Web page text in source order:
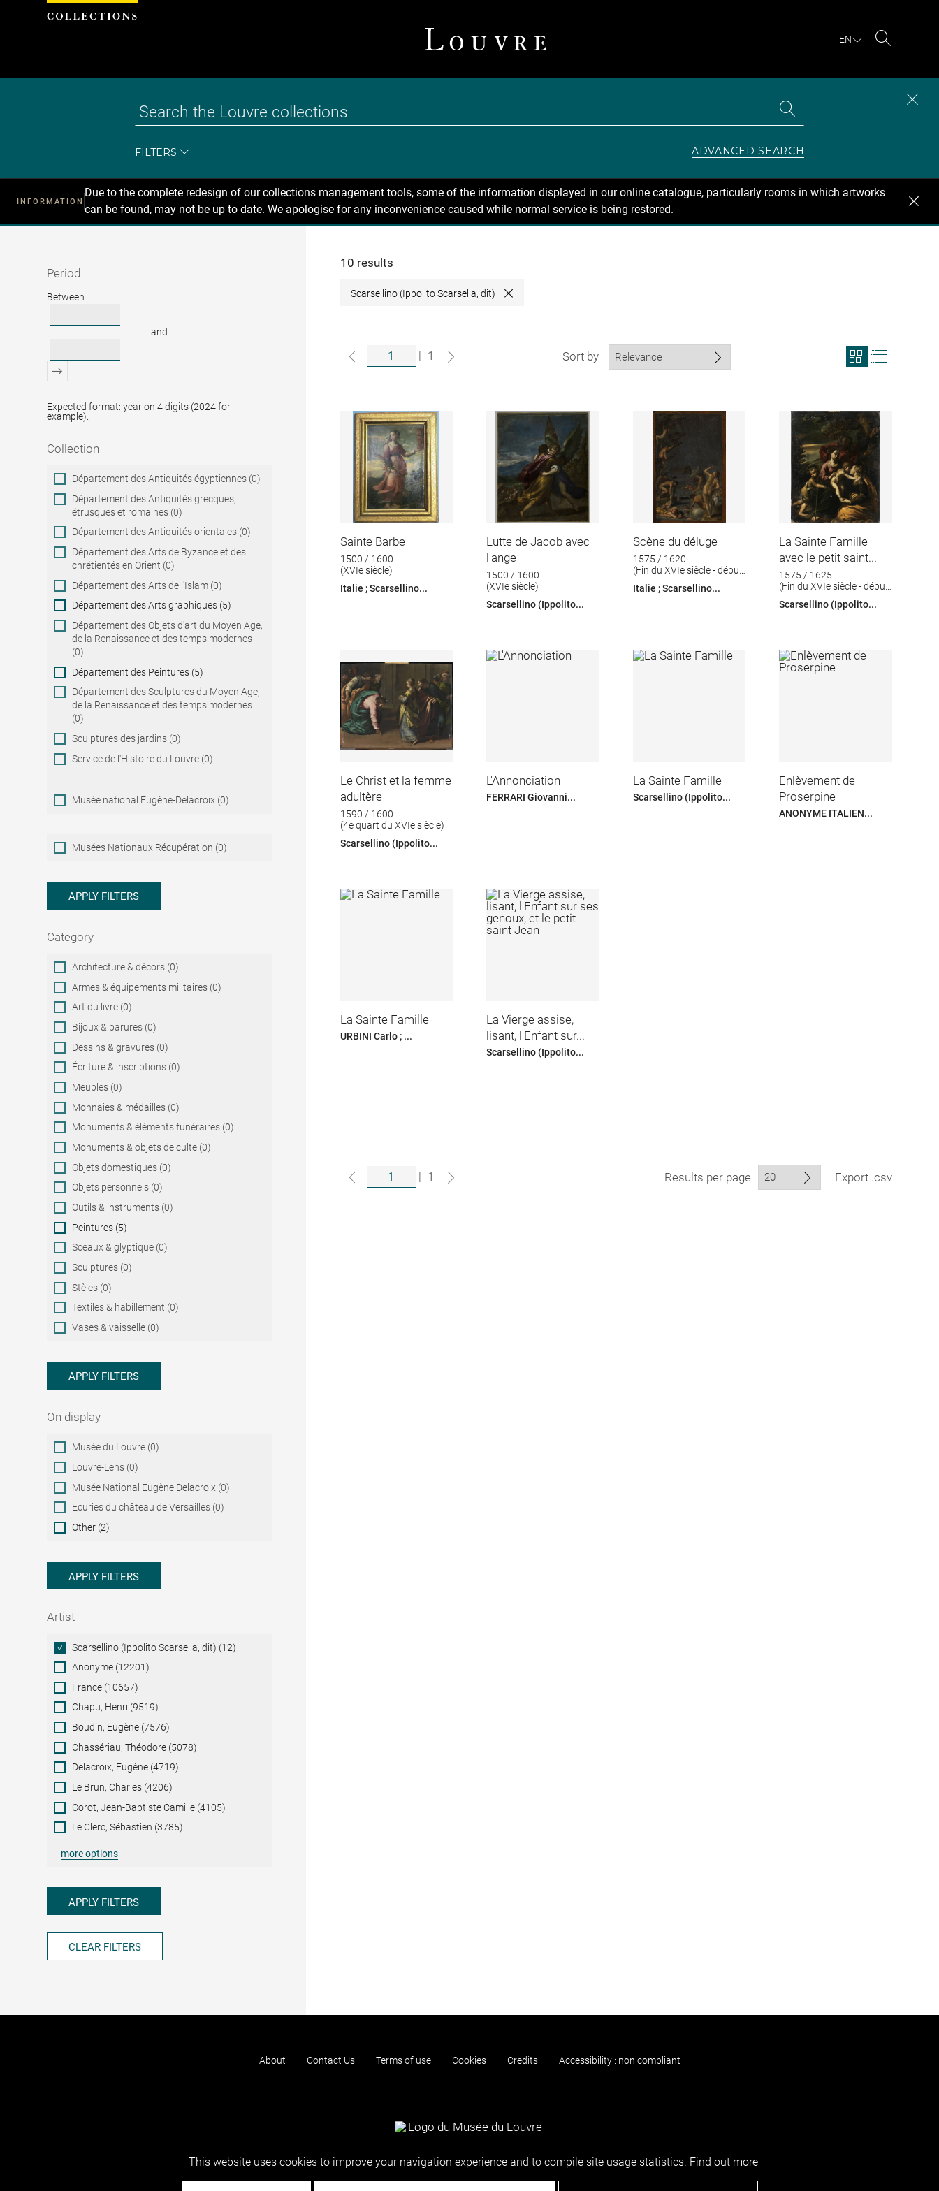
EN
FILTERS ADVANCED SEARCH
INFORMATION
Due to the complete redesign of our collections management tools, some of the information displayed in our online catalogue, particularly rooms in which artworks
can be found, may not be up to date. We apologise for any inconvenience caused while normal service is being restored.
Recherche
Period
Period
Between
and
Expected format: year on 4 digits (2024 for
example).
Collection
Collection
Département des Antiquités égyptiennes (0)
Département des Antiquités grecques,
étrusques et romaines (0)
Département des Antiquités orientales (0)
Département des Arts de Byzance et des
chrétientés en Orient (0)
Département des Arts de l'Islam (0)
Département des Arts graphiques (5)
Département des Objets d'art du Moyen Age,
de la Renaissance et des temps modernes
(0)
Département des Peintures (5)
Département des Sculptures du Moyen Age,
de la Renaissance et des temps modernes
(0)
Sculptures des jardins (0)
Service de l'Histoire du Louvre (0)
Musée national Eugène-Delacroix (0)
Musées
Nationaux
Musées Nationaux Récupération (0)
APPLY FILTERS
Category
Category
Architecture & décors (0)
Armes & équipements militaires (0)
Art du livre (0)
Bijoux & parures (0)
Dessins & gravures (0)
Écriture & inscriptions (0)
Meubles (0)
Monnaies & médailles (0)
Monuments & éléments funéraires (0)
Monuments & objets de culte (0)
Objets domestiques (0)
Objets personnels (0)
Outils & instruments (0)
Peintures (5)
Sceaux & glyptique (0)
Sculptures (0)
Stèles (0)
Textiles & habillement (0)
Vases & vaisselle (0)
APPLY FILTERS
On display
On
display
Musée du Louvre (0)
Louvre-Lens (0)
Musée National Eugène Delacroix (0)
Ecuries du château de Versailles (0)
Other (2)
APPLY FILTERS
Artist
ArtistScarsellino (Ippolito Scarsella, dit) (12)
Anonyme (12201)
France (10657)
Chapu, Henri (9519)
Boudin, Eugène (7576)
Chassériau, Théodore (5078)
Delacroix, Eugène (4719)
Le Brun, Charles (4206)
Corot, Jean-Baptiste Camille (4105)
Le Clerc, Sébastien (3785)
more options
APPLY FILTERS
CLEAR FILTERS
10 results
Scarsellino (Ippolito Scarsella, dit) Close
| 1 Sort by
View
search
format
Sainte Barbe
1500 / 1600
(XVIe siècle)
Italie ; Scarsellino...
Lutte de Jacob avec
l'ange
1500 / 1600
(XVIe siècle)
Scarsellino (Ippolito...
Scène du déluge
1575 / 1620
(Fin du XVIe siècle - début
du XVIIè siècle)
Italie ; Scarsellino...
La Sainte Famille
avec le petit saint...
1575 / 1625
(Fin du XVIe siècle - début
du XVIIè siècle)
Scarsellino (Ippolito...
Le Christ et la femme
adultère
1590 / 1600
(4e quart du XVIe siècle)
Scarsellino (Ippolito...
L'Annonciation
FERRARI Giovanni...
La Sainte Famille
Scarsellino (Ippolito...
Enlèvement de
Proserpine
ANONYME ITALIEN...
La Sainte Famille
URBINI Carlo ; ...
La Vierge assise,
lisant, l'Enfant sur...
Scarsellino (Ippolito...
| 1 Results per page Export .csv
About Contact Us Terms of use Cookies Credits Accessibility : non compliant
Cookies management panel
This website uses cookies to improve your navigation experience and to compile site usage statistics. Find out more